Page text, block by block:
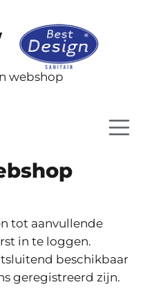
webshop
tot aanvullende
in te loggen.
beschikbaar
geregistreerd zijn.